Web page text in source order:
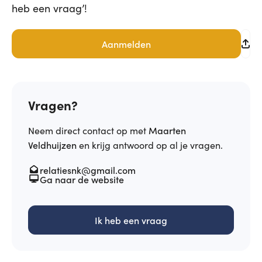
heb een vraag’!
Aanmelden
Vragen?
Neem direct contact op met Maarten
Veldhuijzenen krijg antwoord op al je vragen.
relatiesnk@gmail.com
Ga naar de website
Ik heb een vraag